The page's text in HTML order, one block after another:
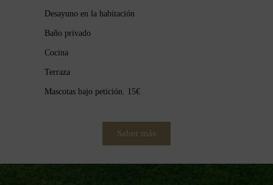
Desayuno en la habitación
Baño privado
Cocina
Terraza
Mascotas bajo petición. 15€
Saber más